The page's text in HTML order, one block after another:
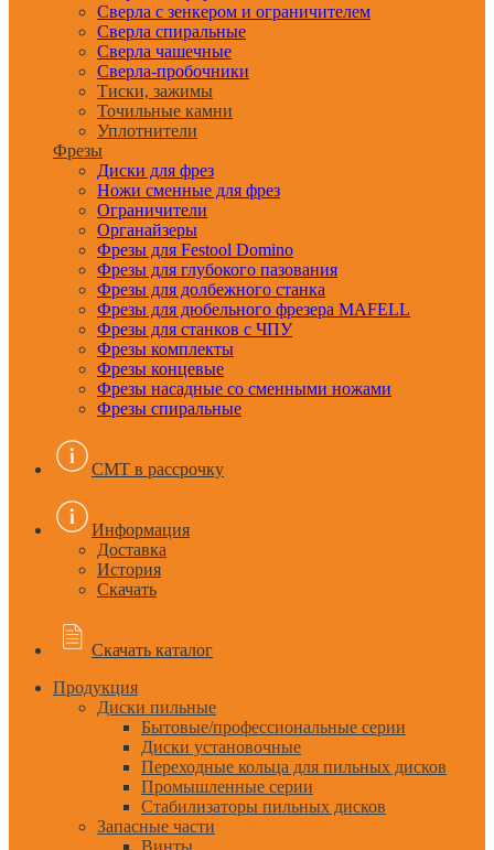
Сверла с зенкером и ограничителем
Сверла спиральные
Сверла чашечные
Сверла-пробочники
Тиски, зажимы
Точильные камни
Уплотнители
Фрезы
Диски для фрез
Ножи сменные для фрез
Ограничители
Органайзеры
Фрезы для Festool Domino
Фрезы для глубокого пазования
Фрезы для долбежного станка
Фрезы для дюбельного фрезера MAFELL
Фрезы для станков с ЧПУ
Фрезы комплекты
Фрезы концевые
Фрезы насадные со сменными ножами
Фрезы спиральные
CMT в рассрочку
Информация
Доставка
История
Скачать
Скачать каталог
Продукция
Диски пильные
Бытовые/профессиональные серии
Диски установочные
Переходные кольца для пильных дисков
Промышленные серии
Стабилизаторы пильных дисков
Запасные части
Винты